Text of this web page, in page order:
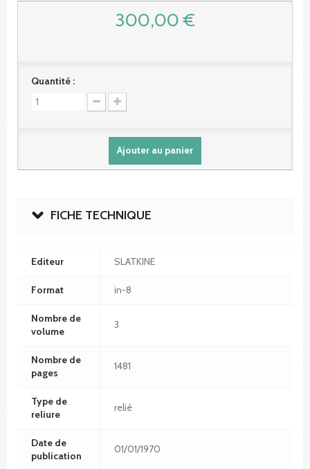
300,00 €
Quantité :
Ajouter au panier
FICHE TECHNIQUE
Editeur SLATKINE
Format in-8
Nombre de
volume
3
Nombre de
pages
1481
Type de
reliure
relié
Date de
publication
01/01/1970